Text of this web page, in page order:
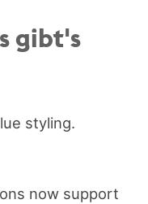
gibt's
styling.
now support